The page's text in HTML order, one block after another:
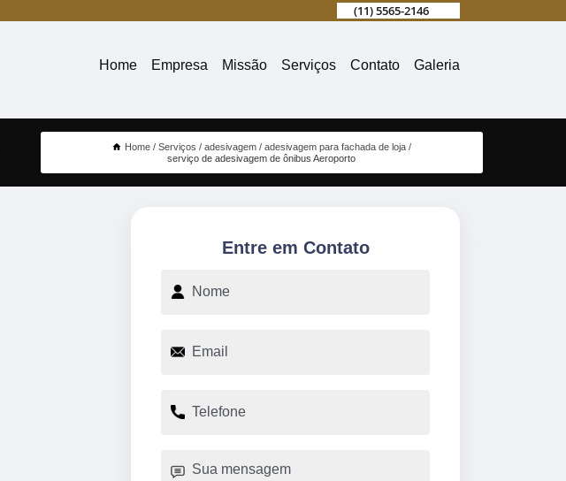
(11) 5565-2146
Home Empresa Missão Serviços Contato Galeria
Home Serviços adesivagem
adesivagem para fachada de loja
serviço de adesivagem de ônibus Aeroporto
Entre em Contato